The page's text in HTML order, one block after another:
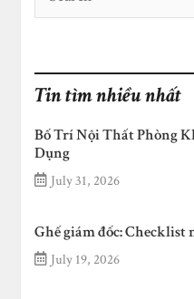
Tin tìm nhiều nhất
Bố Trí Nội Thất Phòng
Dụng
July 31, 2026
Ghế giám đốc:
July 19, 2026